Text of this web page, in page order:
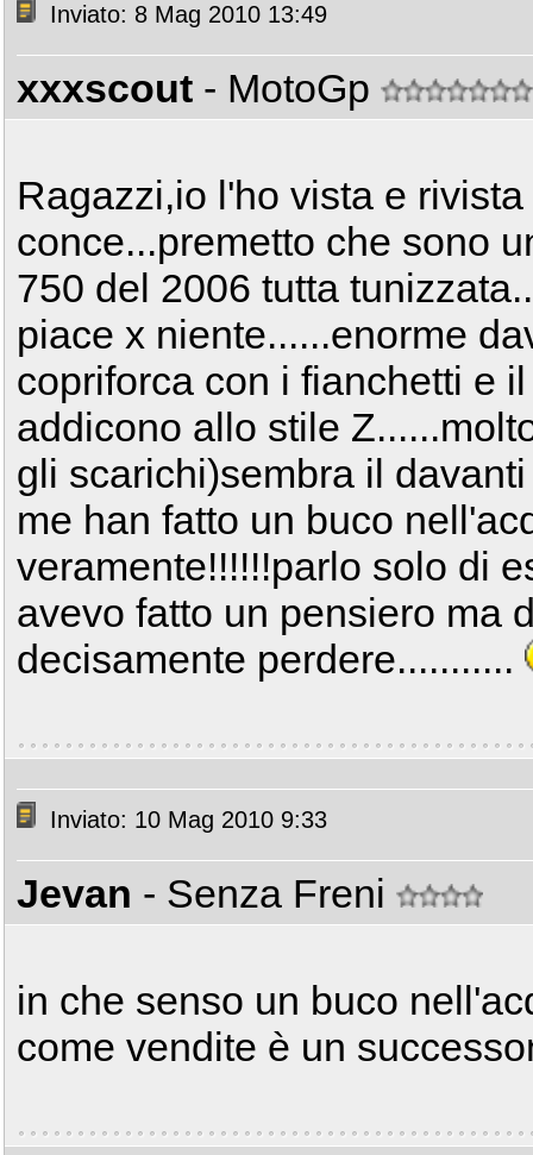
Inviato: 8 Mag 2010 13:49
xxxscout - MotoGp
Ragazzi,io l'ho vista e
conce...premetto che sono
750 del 2006 tutta
piace x niente......enorme
copriforca con i fianchetti e
addicono allo stile
gli scarichi)sembra il
me han fatto un buco
veramente!!!!!!parlo solo di
avevo fatto un pensiero ma
decisamente perdere...........
Inviato: 10 Mag 2010 9:33
Jevan - Senza Freni
in che senso un buco
come vendite è un